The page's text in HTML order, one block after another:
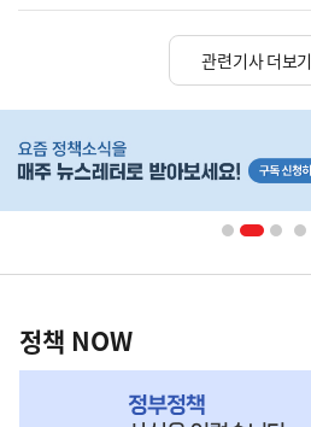
관련기사 더보기
단
영
책
NOW,
정책 NOW